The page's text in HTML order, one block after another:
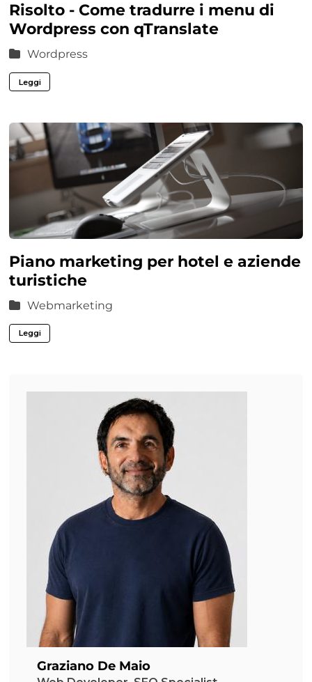
Risolto - Come tradurre i menu di
Wordpress con qTranslate
Wordpress
Leggi
Piano marketing per hotel e aziende
turistiche
Webmarketing
Leggi
Graziano De Maio